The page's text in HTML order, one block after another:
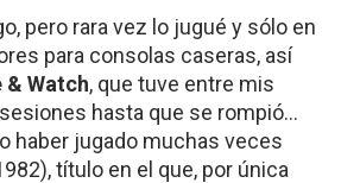
pero rara vez lo jugué y sólo en
para consolas caseras, así
& Watch, que tuve entre mis
hasta que se rompió…
haber jugado muchas veces
título en el que, por única